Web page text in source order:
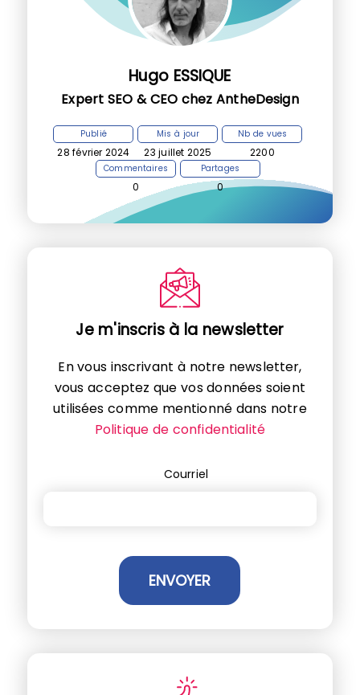
Hugo ESSIQUE
Expert SEO & CEO chez AntheDesign
Publié
28 février 2024
Mis à jour
23 juillet 2025
Nb de vues
2200
Commentaires
0
Partages
0
Je m'inscris à la newsletter
En vous inscrivant à notre newsletter,
vous acceptez que vos données soient
utilisées comme mentionné dans notre
Politique de confidentialité
Courriel